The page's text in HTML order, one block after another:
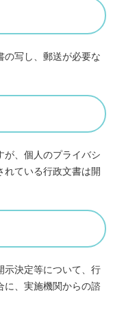
写し、郵送が必要な
、個人のプライバシ
れている行政文書は開
決定等について、行
に、実施機関からの諮